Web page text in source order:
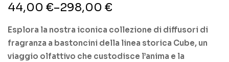
44,00 €–298,00 €
Esplora la nostra iconica collezione di diffusori di
fragranza a bastoncini della linea storica Cube, un
viaggio olfattivo che custodisce l’anima e la